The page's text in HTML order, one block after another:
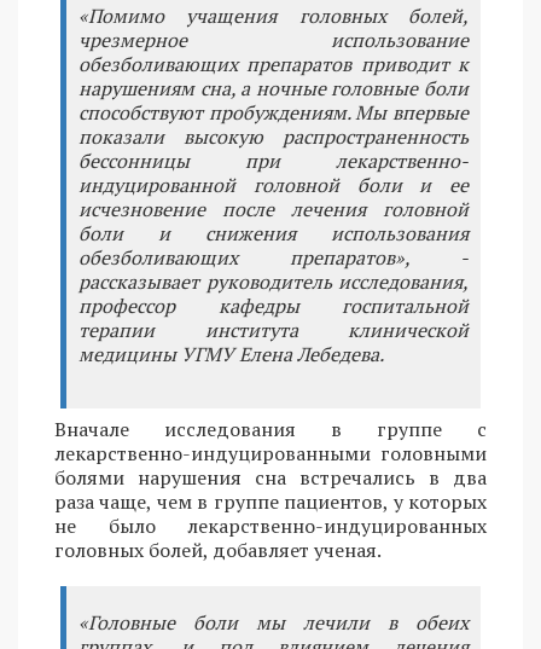
«Помимо учащения головных болей,
чрезмерное использование
обезболивающих препаратов приводит к
нарушениям сна, а ночные головные боли
способствуют пробуждениям. Мы впервые
показали высокую распространенность
бессонницы при лекарственно-
индуцированной головной боли и ее
исчезновение после лечения головной
боли и снижения использования
обезболивающих препаратов», -
рассказывает руководитель исследования,
профессор кафедры госпитальной
терапии института клинической
медицины УГМУ Елена Лебедева.
Вначале исследования в группе с
лекарственно-индуцированными головными
болями нарушения сна встречались в два
раза чаще, чем в группе пациентов, у которых
не было лекарственно-индуцированных
головных болей, добавляет ученая.
«Головные боли мы лечили в обеих